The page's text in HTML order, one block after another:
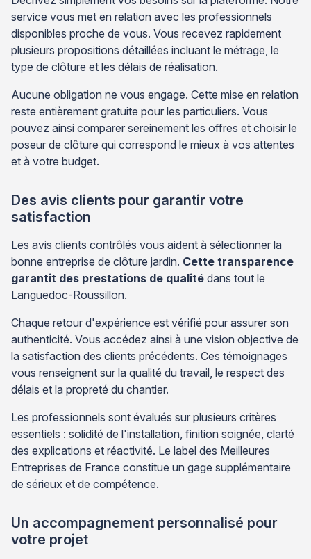
service vous met en relation avec les professionnels
disponibles proche de vous. Vous recevez rapidement
plusieurs propositions détaillées incluant le métrage, le
type de clôture et les délais de réalisation.
Aucune obligation ne vous engage. Cette mise en relation
reste entièrement gratuite pour les particuliers. Vous
pouvez ainsi comparer sereinement les offres et choisir le
poseur de clôture qui correspond le mieux à vos attentes
et à votre budget.
Des avis clients pour garantir votre
satisfaction
Les avis clients contrôlés vous aident à sélectionner la
bonne entreprise de clôture jardin. Cette transparence
garantit des prestations de qualité dans tout le
Languedoc-Roussillon.
Chaque retour d'expérience est vérifié pour assurer son
authenticité. Vous accédez ainsi à une vision objective de
la satisfaction des clients précédents. Ces témoignages
vous renseignent sur la qualité du travail, le respect des
délais et la propreté du chantier.
Les professionnels sont évalués sur plusieurs critères
essentiels : solidité de l'installation, finition soignée, clarté
des explications et réactivité. Le label des Meilleures
Entreprises de France constitue un gage supplémentaire
de sérieux et de compétence.
Un accompagnement personnalisé pour
votre projet